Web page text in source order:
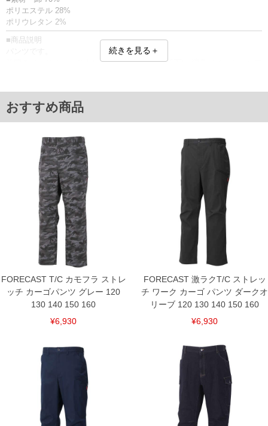
ポリエステル 28%
ポリウレタン 2%
■商品説明
前開きファスナー／ストレッチ／消臭テープ(股下)／消臭／イージーケア
■サイズ表
サイズ/ウエスト/股下/わたり幅/ヒップ/総丈
130/130/80/48/153/115.5
140/140/80/50.5/163/116
150/150/80/53.5/173/117.5
160/160/80/56.5/183/118.5
単位はcm
※【返品交換について】
返品交換希望の方は、商品到着後1週間以内にご連絡ください。
下着(肌着)やワイシャツは商品の性質上、返品交換不可とさせて頂いております。予め
ご了承くださいませ。
※【ボトムの裾上げをご希望の場合】
裾上げ料金は500円+税となります。
備考欄に股下●cmとご記入下さい。（裾上げ無料対象商品は1本につき税込6,000円以
上の品が対象。1本5,999円以下の商品は有料（500円+税）となります。）
出荷まで約1週間～20日間程お時間を頂く場合がございます。
尚、裾上げした商品は返品・交換不可となりますので、予めご了承下さい。
一部、お直しに対応出来ない商品がございます。(例：裾にファスナーや調節ひもが付
※当店での掲載商品は、実店鋪と在庫を共用しておりますので店頭での売り違い、店
舗からのお取り寄せ等により、お客様にご迷惑をお掛けしてしまう場合がございま
す。そのようなことがない様最大限に努めておりますが、もしあった場合速やかにご
連絡させて頂きますので予めご了承ください。
続きを見る＋
おすすめ商品
FORECAST T/C カモフラ ストレ
ッチ カーゴパンツ グレー 120
130 140 150 160
¥6,930
FORECAST 激ラクT/C ストレッ
チ ワーク カーゴ パンツ ダークオ
リーブ 120 130 140 150 160
¥6,930